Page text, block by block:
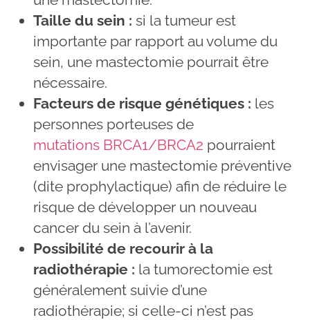
Taille du sein : si la tumeur est
importante par rapport au volume du
sein, une mastectomie pourrait être
nécessaire.
Facteurs de risque génétiques : les
personnes porteuses de
mutations BRCA1/BRCA2 pourraient
envisager une mastectomie préventive
(dite prophylactique) afin de réduire le
risque de développer un nouveau
cancer du sein à l’avenir.
Possibilité de recourir à la
radiothérapie : la tumorectomie est
généralement suivie d’une
radiothérapie; si celle-ci n’est pas